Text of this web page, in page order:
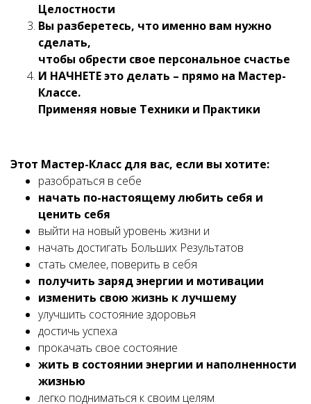
Целостности
Вы разберетесь, что именно вам нужно
сделать,
чтобы обрести свое персональное счастье
И НАЧНЕТЕ это делать – прямо на Мастер-
Классе.
Применяя новые Техники и Практики
Этот Мастер-Класс для вас, если вы хотите:
разобраться в себе
начать по-настоящему любить себя и
ценить себя
выйти на новый уровень жизни и
начать достигать Больших Результатов
стать смелее, поверить в себя
получить заряд энергии и мотивации
изменить свою жизнь к лучшему
улучшить состояние здоровья
достичь успеха
прокачать свое состояние
жить в состоянии энергии и наполненности
жизнью
легко подниматься к своим целям